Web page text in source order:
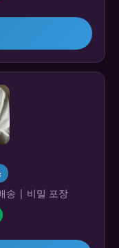
송 | 비밀 포장